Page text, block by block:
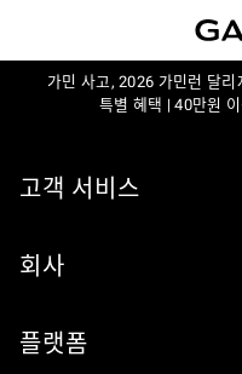
가민 사고, 2026 가민런 달
특별 혜택 | 40만원
고객 서비스
회사
플랫폼